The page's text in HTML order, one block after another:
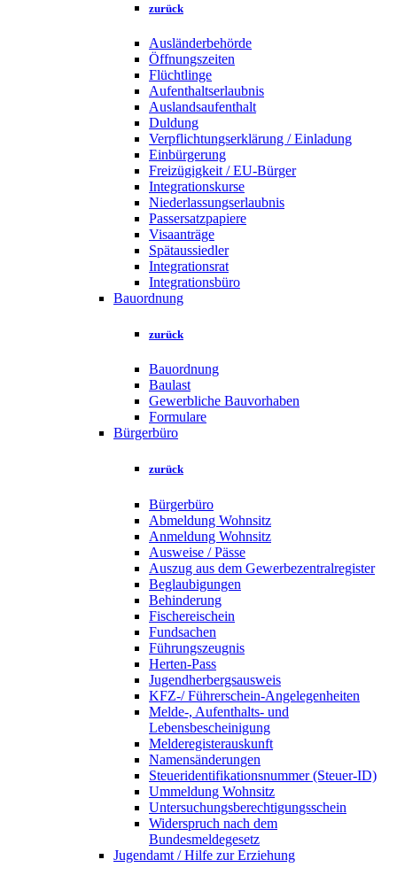
zurück
Ausländerbehörde
Öffnungszeiten
Flüchtlinge
Aufenthaltserlaubnis
Auslandsaufenthalt
Duldung
Verpflichtungserklärung / Einladung
Einbürgerung
Freizügigkeit / EU-Bürger
Integrationskurse
Niederlassungserlaubnis
Passersatzpapiere
Visaanträge
Spätaussiedler
Integrationsrat
Integrationsbüro
Bauordnung
zurück
Bauordnung
Baulast
Gewerbliche Bauvorhaben
Formulare
Bürgerbüro
zurück
Bürgerbüro
Abmeldung Wohnsitz
Anmeldung Wohnsitz
Ausweise / Pässe
Auszug aus dem Gewerbezentralregister
Beglaubigungen
Behinderung
Fischereischein
Fundsachen
Führungszeugnis
Herten-Pass
Jugendherbergsausweis
KFZ-/ Führerschein-Angelegenheiten
Melde-, Aufenthalts- und
Lebensbescheinigung
Melderegisterauskunft
Namensänderungen
Steueridentifikationsnummer (Steuer-ID)
Ummeldung Wohnsitz
Untersuchungsberechtigungsschein
Widerspruch nach dem
Bundesmeldegesetz
Jugendamt / Hilfe zur Erziehung